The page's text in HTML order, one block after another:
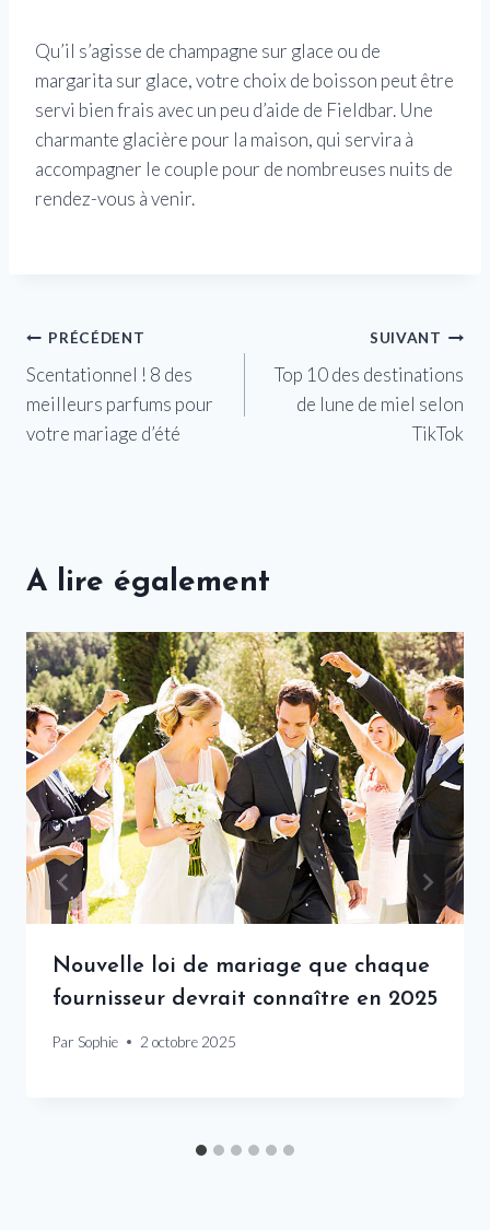
Qu’il s’agisse de champagne sur glace ou de
margarita sur glace, votre choix de boisson peut être
servi bien frais avec un peu d’aide de Fieldbar. Une
charmante glacière pour la maison, qui servira à
accompagner le couple pour de nombreuses nuits de
rendez-vous à venir.
Navigation
de
l’article
PRÉCÉDENT
Scentationnel ! 8 des
meilleurs parfums pour
votre mariage d’été
SUIVANT
Top 10 des destinations
de lune de miel selon
TikTok
A lire également
Nouvelle loi de mariage que chaque
fournisseur devrait connaître en 2025
Par Sophie 2 octobre 2025